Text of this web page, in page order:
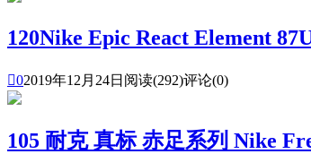
120Nike Epic React Element
02019年12月24日 阅读(292)评论(0)
105 耐克 真标 赤足系列 Nike